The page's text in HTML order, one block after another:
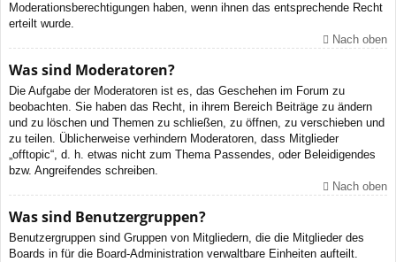
Moderationsberechtigungen haben, wenn ihnen das entsprechende Recht
erteilt wurde.
Nach oben
Was sind Moderatoren?
Die Aufgabe der Moderatoren ist es, das Geschehen im Forum zu
beobachten. Sie haben das Recht, in ihrem Bereich Beiträge zu ändern
und zu löschen und Themen zu schließen, zu öffnen, zu verschieben und
zu teilen. Üblicherweise verhindern Moderatoren, dass Mitglieder
„offtopic“, d. h. etwas nicht zum Thema Passendes, oder Beleidigendes
bzw. Angreifendes schreiben.
Nach oben
Was sind Benutzergruppen?
Benutzergruppen sind Gruppen von Mitgliedern, die die Mitglieder des
Boards in für die Board-Administration verwaltbare Einheiten aufteilt.